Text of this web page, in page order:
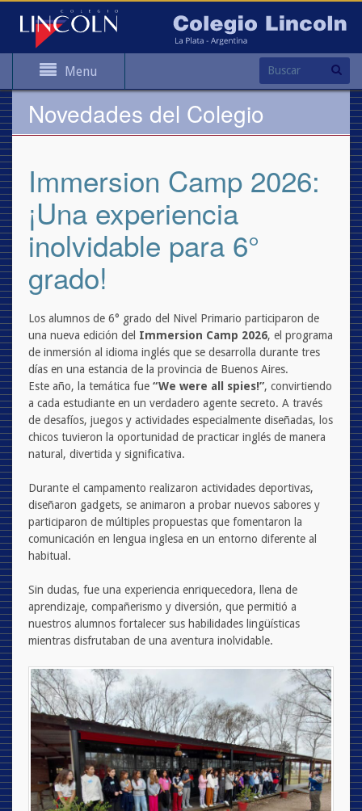
Menu
Novedades del Colegio
Immersion Camp 2026:
¡Una experiencia
inolvidable para 6°
grado!
Los alumnos de 6° grado del Nivel Primario participaron de
una nueva edición del Immersion Camp 2026, el programa
de inmersión al idioma inglés que se desarrolla durante tres
días en una estancia de la provincia de Buenos Aires.
Este año, la temática fue “We were all spies!”, convirtiendo
a cada estudiante en un verdadero agente secreto. A través
de desafíos, juegos y actividades especialmente diseñadas, los
chicos tuvieron la oportunidad de practicar inglés de manera
natural, divertida y significativa.
Durante el campamento realizaron actividades deportivas,
diseñaron gadgets, se animaron a probar nuevos sabores y
participaron de múltiples propuestas que fomentaron la
comunicación en lengua inglesa en un entorno diferente al
habitual.
Sin dudas, fue una experiencia enriquecedora, llena de
aprendizaje, compañerismo y diversión, que permitió a
nuestros alumnos fortalecer sus habilidades lingüísticas
mientras disfrutaban de una aventura inolvidable.